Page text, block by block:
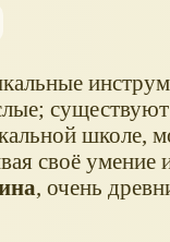
школе,
своё умение
, очень